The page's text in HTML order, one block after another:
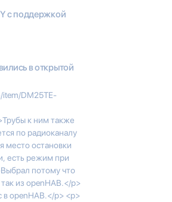
с поддержкой
в открытой
item/DM25TE-
к ним также
по радиоканалу
место остановки
есть режим при
потому что
из openHAB.</p>
в openHAB.</p> <p>